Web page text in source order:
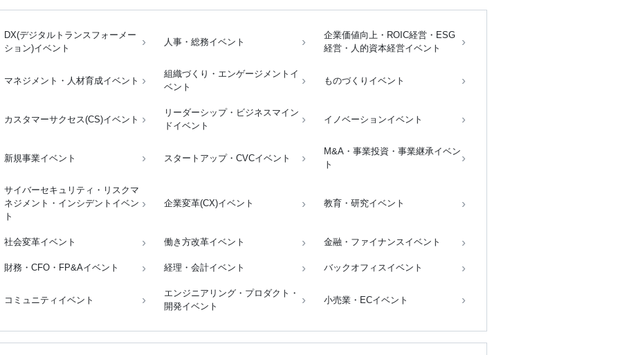
DX(デジタルトランスフォーメー
ション)イベント
人事・総務イベント
企業価値向上・ROIC経営・ESG
経営・人的資本経営イベント
マネジメント・人材育成イベント
組織づくり・エンゲージメントイ
ベント
ものづくりイベント
カスタマーサクセス(CS)イベント
リーダーシップ・ビジネスマイン
ドイベント
イノベーションイベント
新規事業イベント スタートアップ・CVCイベント
M&A・事業投資・事業継承イベン
ト
サイバーセキュリティ・リスクマ
ネジメント・インシデントイベン
ト
企業変革(CX)イベント 教育・研究イベント
社会変革イベント 働き方改革イベント 金融・ファイナンスイベント
財務・CFO・FP&Aイベント 経理・会計イベント バックオフィスイベント
コミュニティイベント
エンジニアリング・プロダクト・
開発イベント
小売業・ECイベント